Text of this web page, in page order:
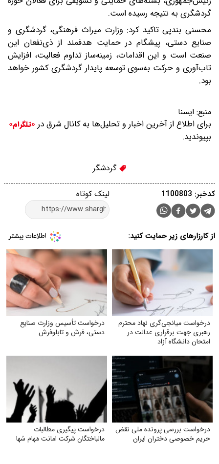
گردشگری به نتیجه رسیده است.
محسنی بندپی تاکید کرد: وزارت میراث‌ فرهنگی، گردشگری و
صنایع‌ دستی، پیشگام در حمایت هدفمند از ذی‌نفعان این
صنعت است و این اقدامات، زمینه‌ساز تداوم فعالیت، افزایش
تاب‌آوری و حرکت به‌سوی توسعه پایدار گردشگری کشور خواهد
بود.
منبع: ایسنا
برای اطلاع از آخرین اخبار و تحلیل‌ها به کانال شرق در «تلگرام»
بپیوندید.
گردشگر
لینک کوتاه کدخبر: 1100803
از کارزارهای زیر حمایت کنید:
درخواست میانجی‌گری نهاد محترم
رهبری جهت برقراری عدالت در
امتحان دانشگاه آزاد
درخواست تأسیس وزارت صنایع
دستی، فرش و تابلوفرش
درخواست بررسی پرونده ملی نقض
حریم خصوصی دختران ایران
درخواست پیگیری مطالبات
مالباختگان شرکت امانت مَهام سُها